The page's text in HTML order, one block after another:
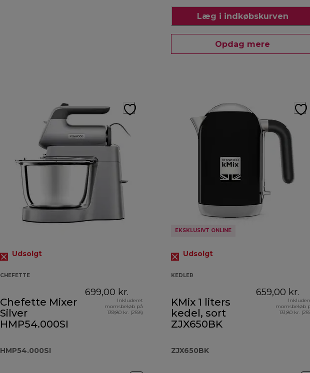
Læg i indkøbskurven
Opdag mere
Udsolgt
CHEFETTE
Chefette Mixer
Silver
HMP54.000SI
HMP54.000SI
699,00 kr.
Inkluderet
momsbeløb på
139,80 kr. (25%)
EKSKLUSIVT ONLINE
Udsolgt
KEDLER
KMix 1 liters
kedel, sort
ZJX650BK
ZJX650BK
659,00 kr.
momsbeløb
131,80 kr.